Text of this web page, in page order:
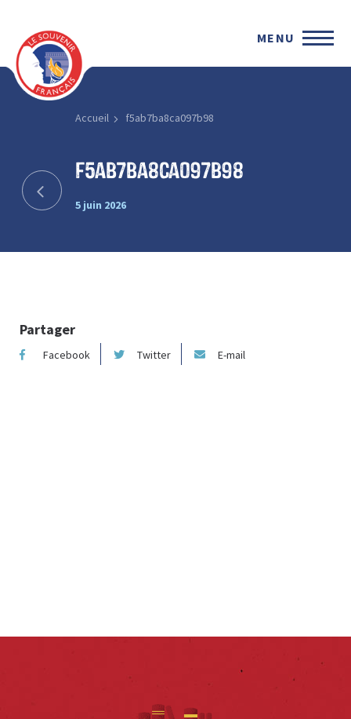
MENU
Accueil f5ab7ba8ca097b98
f5ab7ba8ca097b98
5 juin 2026
Partager
Facebook Twitter E-mail